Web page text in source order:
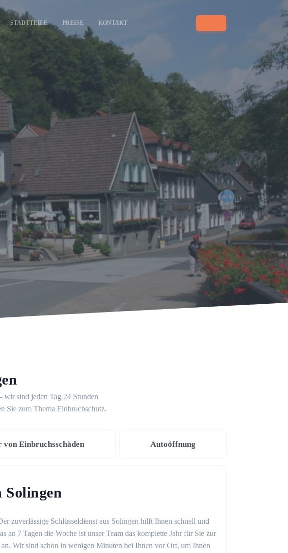
STADTTEILE PREISE KONTAKT
sind jeden Tag 24 Stunden
Sie zum Thema Einbruchschutz.
Einbruchsschäden Autoöffnung
zuverlässige Schlüsseldienst aus Solingen hilft Ihnen schnell und
an 7 Tagen die Woche ist unser Team das komplette Jahr für Sie zur
Wir sind schon in wenigen Minuten bei Ihnen vor Ort, um Ihnen